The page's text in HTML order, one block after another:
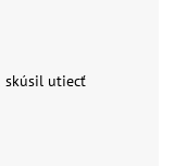
skúsil utiecť